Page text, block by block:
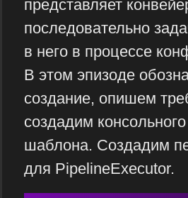
представляет
последовательно
в него в процессе
В этом эпизоде
создание, опишем
создадим
шаблона. Создадим
для PipelineExecutor.